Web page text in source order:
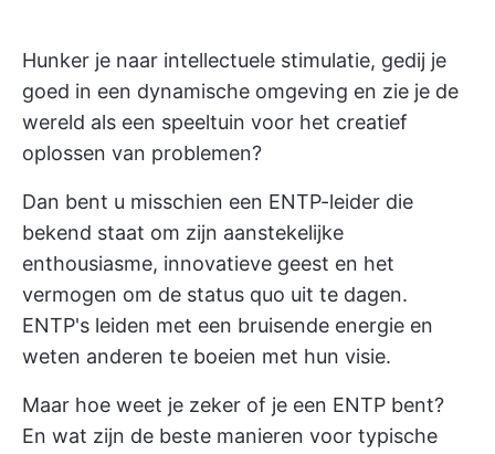
Hunker je naar intellectuele stimulatie, gedij je
goed in een dynamische omgeving en zie je de
wereld als een speeltuin voor het creatief
oplossen van problemen?
Dan bent u misschien een ENTP-leider die
bekend staat om zijn aanstekelijke
enthousiasme, innovatieve geest en het
vermogen om de status quo uit te dagen.
ENTP's leiden met een bruisende energie en
weten anderen te boeien met hun visie.
Maar hoe weet je zeker of je een ENTP bent?
En wat zijn de beste manieren voor typische